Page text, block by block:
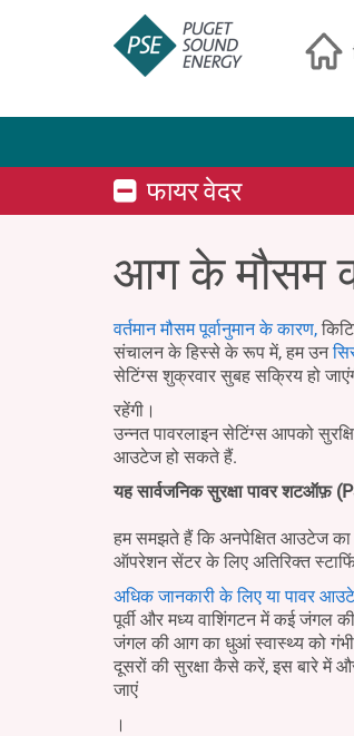
फायर वेदर
आग के मौसम
वर्तमान मौसम पूर्वानुमान के कारण,
संचालन के हिस्से के रूप में, हम उन
सेटिंग्स शुक्रवार सुबह सक्रिय हो
रहेंगी।
उन्नत पावरलाइन सेटिंग्स आपको
आउटेज हो सकते हैं.
यह सार्वजनिक सुरक्षा पावर शटऑफ़
हम समझते हैं कि अनपेक्षित आउटेज का
ऑपरेशन सेंटर के लिए अतिरिक्त
अधिक जानकारी के लिए या पावर
पूर्वी और मध्य वाशिंगटन में कई जंगल
जंगल की आग का धुआं स्वास्थ्य को
दूसरों की सुरक्षा कैसे करें, इस बारे में
जाएं
।